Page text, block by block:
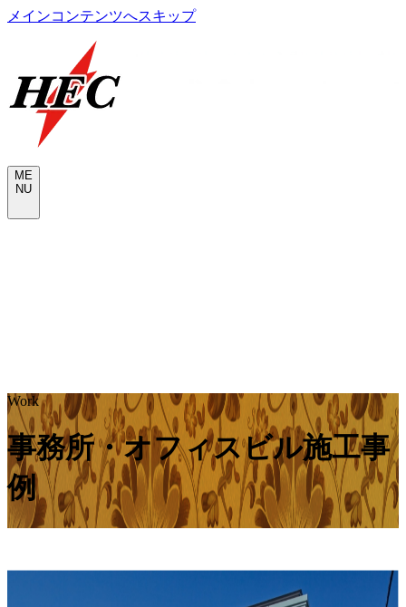
メインコンテンツへスキップ
M E
NU
Work
事務所・オフィスビル施工事
例